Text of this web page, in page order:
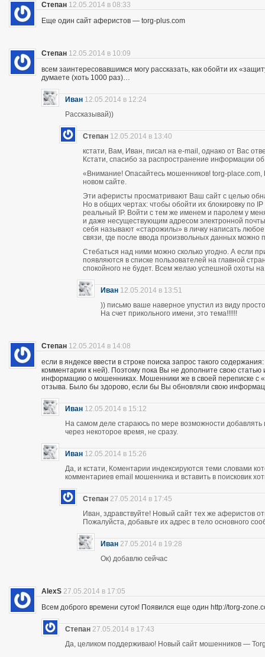
Степан 12.05.2014 в 08:33
Еще один сайт аферистов — torg-plus.com
Степан 12.05.2014 в 10:09
всем заинтересовавшимся могу рассказать, как обойти их
думаете (хоть 1000 раз)…
Иван 12.05.2014 в 12:24
Рассказывай))
Степан 12.05.2014 в 13:40
кстати, Вам, Иван, писал на e-mail, однако от Вас
Кстати, спасибо за распространение информации
«Внимание! Опасайтесь мошенников! torg-place.com,
новом сайте.
Эти аферисты просматривают Ваш сайт с целью
Но в общих чертах: чтобы обойти их блокировку по
реальный IP. Войти с тем же именем и паролем у
и даже несуществующим адресом электронной
себя называют «старожилы» в личку написать
связи, где после ввода произвольных данных можно
Стебаться над ними можно сколько угодно. А если
появляются в списке пользователей на главной
спокойного не будет. Всем желаю успешной охоты
Иван 12.05.2014 в 13:51
)) письмо ваше наверное упустил из виду
На счет прикольного имени, это тема!!!!!!
Степан 12.05.2014 в 14:08
если в яндексе ввести в строке поиска запрос такого
комментарии к ней). Поэтому пока Вы не дополните свою
информацию о мошенниках. Мошенники же в своей переписке с
отзыва. Было бы здорово, если бы Вы обновляли свою
Иван 12.05.2014 в 15:12
На самом деле стараюсь по мере возможности
через некоторое время, не сразу.
Иван 12.05.2014 в 15:26
Да, и кстати, Коментарии индексируются теми словами
комментариев email мошенника и вставить в поисковик
Степан 27.05.2014 в 17:45
Иван, здравствуйте! Новый сайт тех же аферистов
Пожалуйста, добавьте их адрес в тело основного
Иван 27.05.2014 в 19:28
Ок) добавлю сейчас
AlexS 27.05.2014 в 17:05
Всем доброго времени суток! Появился еще один http://torg-
Степан 27.05.2014 в 17:43
Да, целиком поддерживаю! Новый сайт мошенников —